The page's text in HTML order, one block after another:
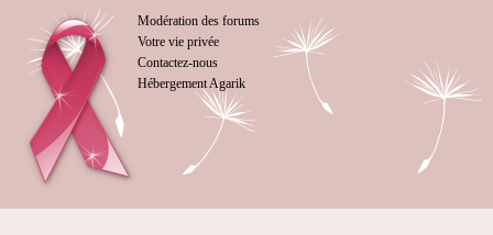
Modération des forums
Votre vie privée
Contactez-nous
Hébergement Agarik